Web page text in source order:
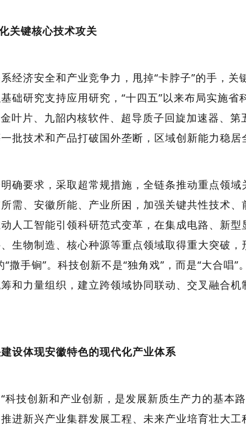
关键核心技术攻关
济安全和产业竞争力，甩掉“卡脖子”的手，关
础研究支持应用研究，“十四五”以来布局实施
叶片、九韶内核软件、超导质子回旋加速器、
批技术和产品打破国外垄断，区域创新能力稳居
要求，采取超常规措施，全链条推动重点领域
需、安徽所能、产业所困，加强关键共性技术
人工智能引领科研范式变革，在集成电路、新
生物制造、核心种源等重点领域取得重大突破，
撒手锏”。科技创新不是“独角戏”，而是“大合唱
和力量组织，建立跨领域协同联动、交叉融合
体现安徽特色的现代化产业体系
技创新和产业创新，是发展新质生产力的基本路
进新兴产业集群发展工程、未来产业培育壮大